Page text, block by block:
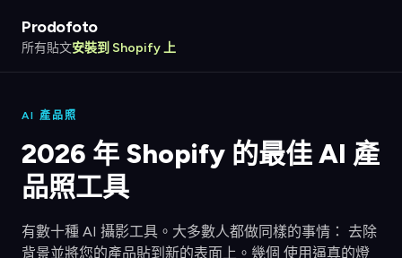
Prodofoto
所有貼文安裝到 Shopify 上
AI 產品照
2026 年 Shopify 的最佳 AI 產
品照工具
有數十種 AI 攝影工具。大多數人都做同樣的事情： 去除
背景並將您的產品貼到新的表面上。幾個 使用逼真的燈